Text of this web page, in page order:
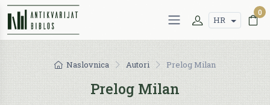
HR
0
Naslovnica Autori Prelog Milan
Prelog Milan